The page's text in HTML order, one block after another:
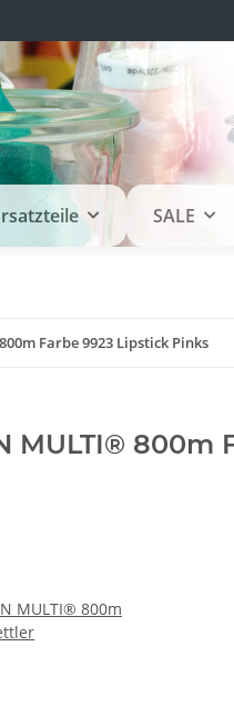
SALE
Farbe 9923 Lipstick Pinks
MULTI® 800m
MULTI® 800m